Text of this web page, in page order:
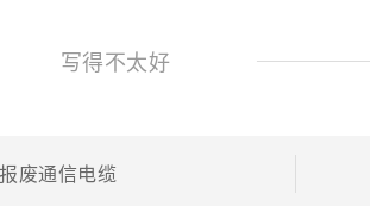
写得不太好
废通信电缆